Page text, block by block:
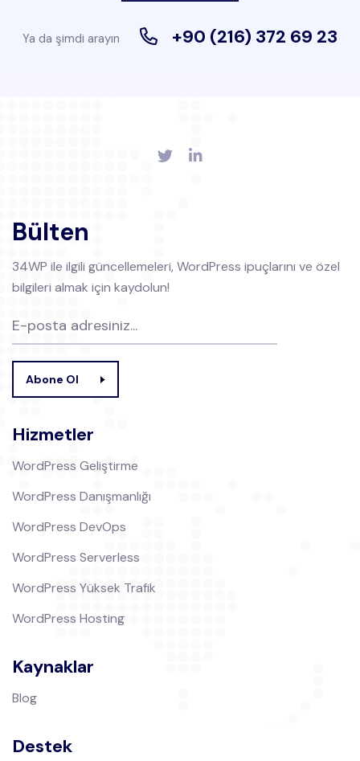
Ya da şimdi arayın +90 (216) 372 69 23
Bülten
34WP ile ilgili güncellemeleri, WordPress ipuçlarını ve özel
bilgileri almak için kaydolun!
Abone Ol
Hizmetler
WordPress Geliştirme
WordPress Danışmanlığı
WordPress DevOps
WordPress Serverless
WordPress Yüksek Trafik
WordPress Hosting
Kaynaklar
Blog
Destek